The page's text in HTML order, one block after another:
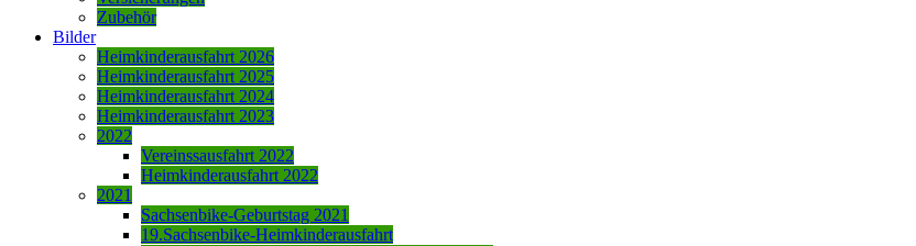
Zubehör
Bilder
Heimkinderausfahrt 2026
Heimkinderausfahrt 2025
Heimkinderausfahrt 2024
Heimkinderausfahrt 2023
2022
Vereinssausfahrt 2022
Heimkinderausfahrt 2022
2021
Sachsenbike-Geburtstag 2021
19.Sachsenbike-Heimkinderausfahrt